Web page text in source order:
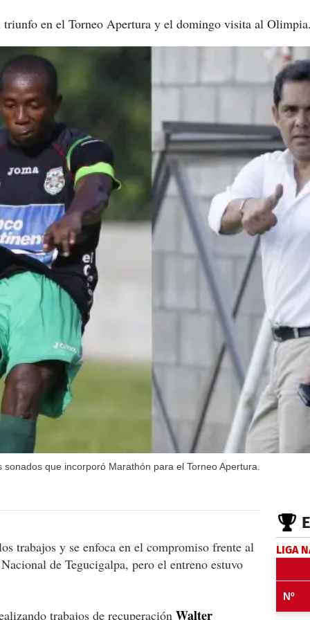
triunfo en el Torneo Apertura y el domingo visita al
que incorporó Marathón para el Torneo Apertura.
trabajos y se enfoca en el compromiso frente al
de Tegucigalpa, pero el entreno estuvo
trabajos de recuperación Walter
LIGA